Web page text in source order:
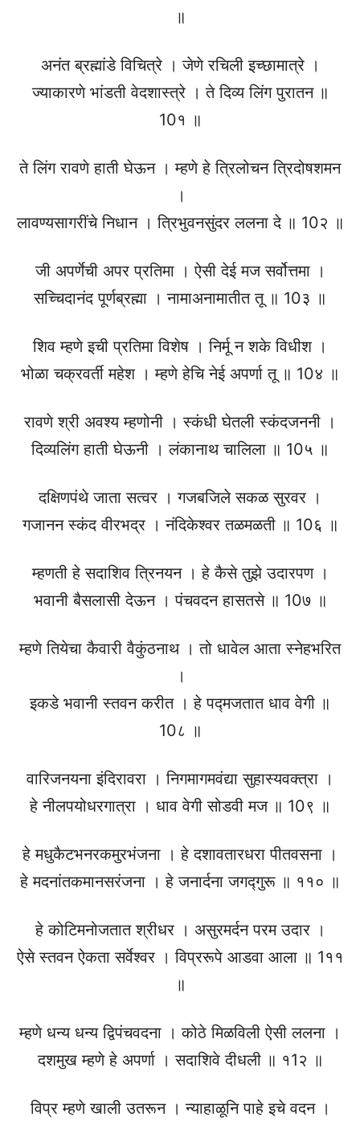
॥
अनंत ब्रह्मांडे विचित्रे । जेणे रचिली इच्छामात्रे ।
ज्याकारणे भांडती वेदशास्त्रे । ते दिव्य लिंग पुरातन ॥
10१ ॥
ते लिंग रावणे हाती घेऊन । म्हणे हे त्रिलोचन त्रिदोषशमन
।
लावण्यसागरींचे निधान । त्रिभुवनसुंदर ललना दे ॥ 10२ ॥
जी अपर्णेची अपर प्रतिमा । ऐसी देई मज सर्वोत्तमा ।
सच्चिदानंद पूर्णब्रह्मा । नामाअनामातीत तू ॥ 10३ ॥
शिव म्हणे इची प्रतिमा विशेष । निर्मू न शके विधीश ।
भोळा चक्रवर्ती महेश । म्हणे हेचि नेई अपर्णा तू ॥ 10४ ॥
रावणे श्री अवश्य म्हणोनी । स्कंधी घेतली स्कंदजननी ।
दिव्यलिंग हाती घेऊनी । लंकानाथ चालिला ॥ 10५ ॥
दक्षिणपंथे जाता सत्वर । गजबजिले सकळ सुरवर ।
गजानन स्कंद वीरभद्र । नंदिकेश्वर तळमळती ॥ 10६ ॥
म्हणती हे सदाशिव त्रिनयन । हे कैसे तुझे उदारपण ।
भवानी बैसलासी देऊन । पंचवदन हासतसे ॥ 10७ ॥
म्हणे तियेचा कैवारी वैकुंठनाथ । तो धावेल आता स्नेहभरित
।
इकडे भवानी स्तवन करीत । हे पद्मजतात धाव वेगी ॥
10८ ॥
वारिजनयना इंदिरावरा । निगमागमवंद्या सुहास्यवक्त्रा ।
हे नीलपयोधरगात्रा । धाव वेगी सोडवी मज ॥ 10९ ॥
हे मधुकैटभनरकमुरभंजना । हे दशावतारधरा पीतवसना ।
हे मदनांतकमानसरंजना । हे जनार्दना जगद्गुरू ॥ ११० ॥
हे कोटिमनोजतात श्रीधर । असुरमर्दन परम उदार ।
ऐसे स्तवन ऐकता सर्वेश्वर । विप्ररूपे आडवा आला ॥ 1११
॥
म्हणे धन्य धन्य द्विपंचवदना । कोठे मिळविली ऐसी ललना ।
दशमुख म्हणे हे अपर्णा । सदाशिवे दीधली ॥ १1२ ॥
विप्र म्हणे खाली उतरून । न्याहाळूनि पाहे इचे वदन ।